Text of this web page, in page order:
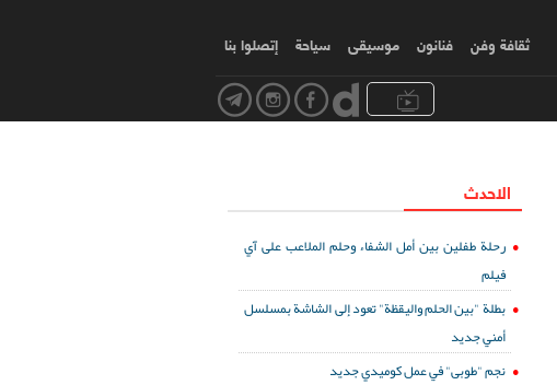
ثقافة وفن فنانون موسیقی سياحة إتصلوا بنا
الاحدث
رحلة طفلين بين أمل الشفاء وحلم الملاعب على آي
فيلم
بطلة "بين الحلم واليقظة" تعود إلى الشاشة بمسلسل
أمني جديد
نجم "طوبى" في عمل كوميدي جديد